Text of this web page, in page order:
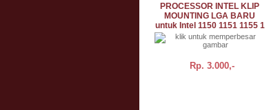
PROCESSOR INTEL KLIP
MOUNTING LGA BARU
untuk Intel 1150 1151 1155 1
Rp. 3.000,-